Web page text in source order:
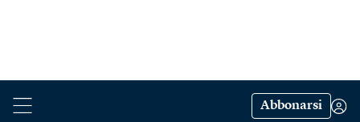
Abbonarsi